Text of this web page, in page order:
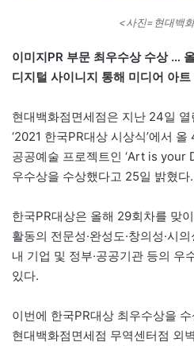
<사진=현대백
이미지PR 부문 최우수상 수상 …
디지털 사이니지 통해 미디어 아트
현대백화점면세점은 지난 24일
‘2021 한국PR대상 시상식’에서
공공예술 프로젝트인 ‘Art is your
우수상을 수상했다고 25일 밝혔다.
한국PR대상은 올해 29회차를 맞
활동의 전문성·완성도·창의성·시
내 기업 및 정부·공공기관 등의 우
있다.
이번에 한국PR대상 최우수상을
현대백화점면세점 무역센터점 외